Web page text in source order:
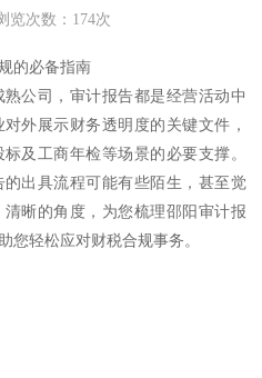
览次数： 174次
的必备指南
公司，审计报告都是经营活动中
外展示财务透明度的关键文件，
及工商年检等场景的必要支撑。
出具流程可能有些陌生，甚至觉
晰的角度，为您梳理邵阳审计报
您轻松应对财税合规事务。